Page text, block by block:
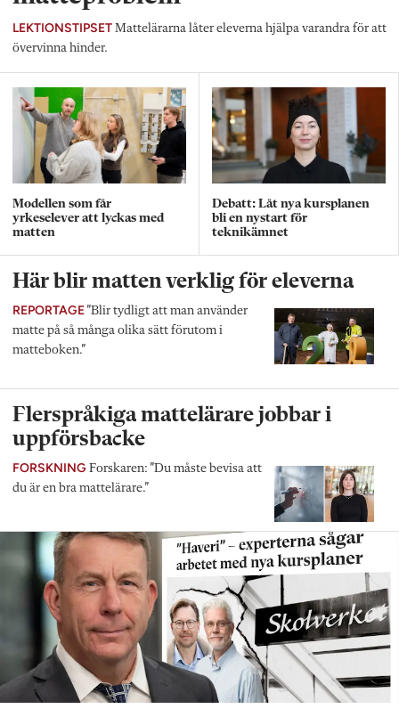
LEKTIONSTIPSET Mattelärarna låter eleverna hjälpa varandra för att
övervinna hinder.
Modellen som får
yrkeselever att lyckas med
matten
Debatt: Låt nya kursplanen
bli en nystart för
teknikämnet
Här blir matten verklig för eleverna
REPORTAGE”Blir tydligt att man använder
matte på så många olika sätt förutom i
matteboken.”
Flerspråkiga mattelärare jobbar i
uppförsbacke
FORSKNING Forskaren: ”Du måste bevisa att
du är en bra mattelärare.”